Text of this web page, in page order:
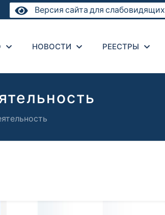
Версия сайта для слабовидящих
НОВОСТИ РЕЕСТРЫ